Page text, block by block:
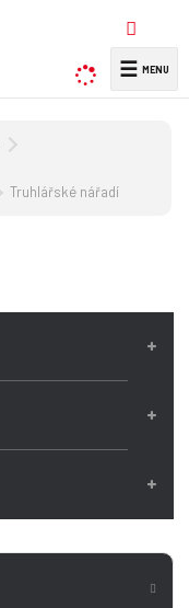
y
☰
Truhlářské nářadí